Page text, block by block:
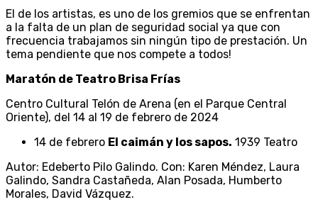
El de los artistas, es uno de los gremios que se enfrentan
a la falta de un plan de seguridad social ya que con
frecuencia trabajamos sin ningún tipo de prestación. Un
tema pendiente que nos compete a todos!
Maratón de Teatro Brisa Frías
Centro Cultural Telón de Arena (en el Parque Central
Oriente), del 14 al 19 de febrero de 2024
14 de febrero El caimán y los sapos. 1939 Teatro
Autor: Edeberto Pilo Galindo. Con: Karen Méndez, Laura
Galindo, Sandra Castañeda, Alan Posada, Humberto
Morales, David Vázquez.